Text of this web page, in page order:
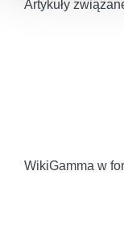
Artykuły
WikiGamma w